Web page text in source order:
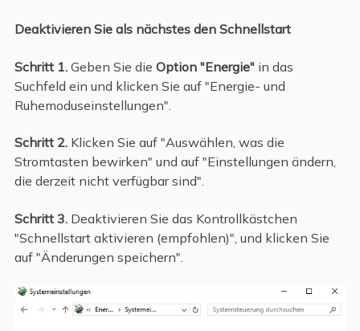
Deaktivieren Sie als nächstes den Schnellstart
Schritt 1. Geben Sie die Option "Energie"in das
Suchfeld ein und klicken Sie auf "Energie- und
Ruhemoduseinstellungen".
Schritt 2. Klicken Sie auf "Auswählen, was die
Stromtasten bewirken" und auf "Einstellungen ändern,
die derzeit nicht verfügbar sind".
Schritt 3. Deaktivieren Sie das Kontrollkästchen
"Schnellstart aktivieren (empfohlen)", und klicken Sie
auf "Änderungen speichern".